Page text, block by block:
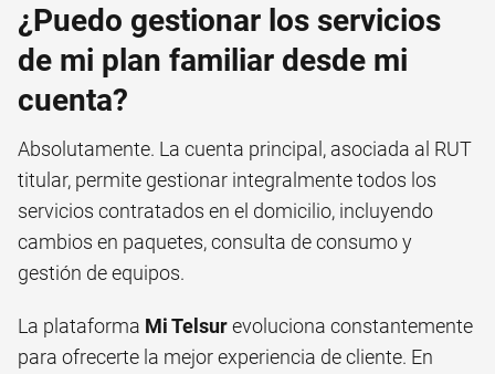
¿Puedo gestionar los servicios
de mi plan familiar desde mi
cuenta?
Absolutamente. La cuenta principal, asociada al RUT
titular, permite gestionar integralmente todos los
servicios contratados en el domicilio, incluyendo
cambios en paquetes, consulta de consumo y
gestión de equipos.
La plataforma Mi Telsurevoluciona constantemente
para ofrecerte la mejor experiencia de cliente. En